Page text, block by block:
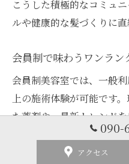
こうした積極的なコミュ
ルや健康的な髪づくりに直
会員制で味わうワンラン
会員制美容室では、一般
上の施術体験が可能です
た薬剤や、最新トレンド
らです。例えば、季節ご
員限定のスタイリング提
090-
アクセス